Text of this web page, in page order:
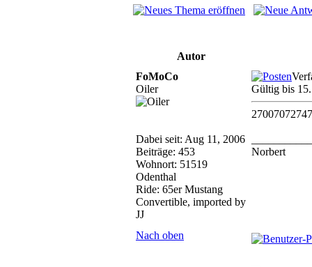
Autor
FoMoCo
Oiler
Dabei seit: Aug 11, 2006
Beiträge: 453
Wohnort: 51519
Odenthal
Ride: 65er Mustang
Convertible, imported by
JJ
Gültig bis
Norbert
Nach oben